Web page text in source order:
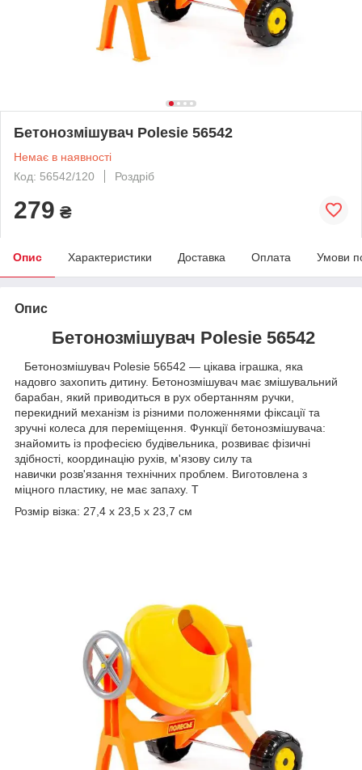
Бетонозмішувач Polesie 56542
Немає в наявності
Код: 56542/120
Роздріб
279 ₴
Опис Характеристики Доставка Оплата Умови
Опис
Бетонозмішувач Polesie 56542
Бетонозмішувач Polesie 56542 — цікава іграшка, яка
надовго захопить дитину. Бетонозмішувач має змішувальний
барабан, який приводиться в рух обертанням ручки,
перекидний механізм із різними положеннями фіксації та
зручні колеса для переміщення. Функції бетонозмішувача:
знайомить із професією будівельника, розвиває фізичні
здібності, координацію рухів, м'язову силу та
навички розв'язання технічних проблем. Виготовлена з
міцного пластику, не має запаху. Т
Розмір візка: 27,4 х 23,5 х 23,7 см